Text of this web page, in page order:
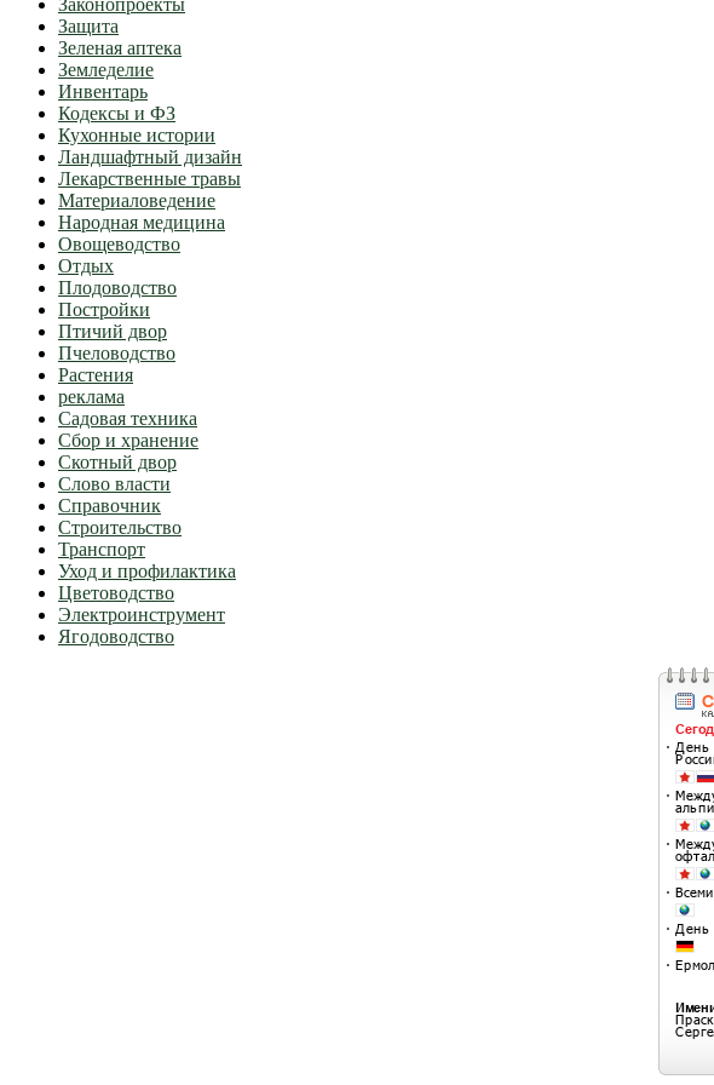
Защита
Зеленая аптека
Земледелие
Инвентарь
Кодексы и ФЗ
Кухонные истории
Ландшафтный дизайн
Лекарственные травы
Материаловедение
Народная медицина
Овощеводство
Отдых
Плодоводство
Постройки
Птичий двор
Пчеловодство
Растения
реклама
Садовая техника
Сбор и хранение
Скотный двор
Слово власти
Справочник
Строительство
Транспорт
Уход и профилактика
Цветоводство
Электроинструмент
Ягодоводство